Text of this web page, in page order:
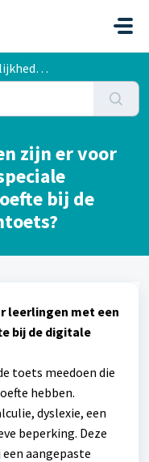
met een speci...
zijn er voor
bij de
leerlingen met een
bij de digitale
toets meedoen die
hebben.
dyslexie, een
beperking. Deze
aangepaste